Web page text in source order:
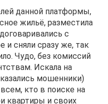
данной платформы,
жильё, разместила
с
и сняли сразу же, так
Чудо, без комиссий
Искала на
мошенники)
кто в поиске на
квартиры и своих